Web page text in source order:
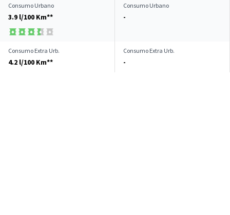
Consumo Urbano
3.9 l/100 Km**
Consumo Urbano
-
Consumo Extra Urb.
4.2 l/100 Km**
Consumo Extra Urb.
-